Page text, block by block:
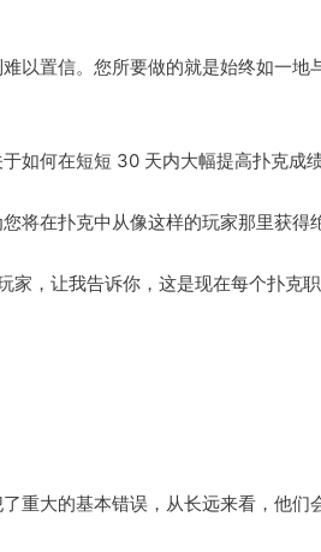
以置信。您所要做的就是始终如一地
如何在短短 30 天内大幅提高扑克成绩
将在扑克中从像这样的玩家那里获得
家，让我告诉你，这是现在每个扑克职
重大的基本错误，从长远来看，他们